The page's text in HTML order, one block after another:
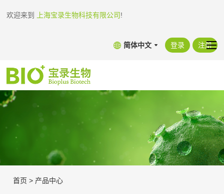
欢迎来到 上海宝录生物科技有限公司!
简体中文 登录 注册
首页 > 产品中心